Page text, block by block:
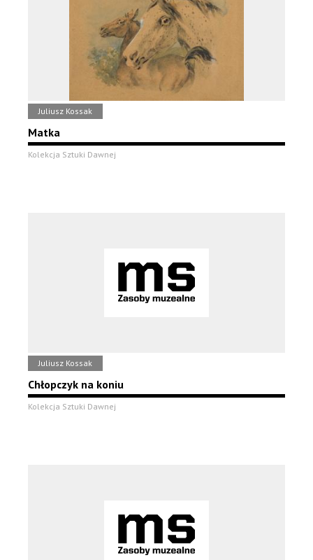
Juliusz Kossak
Matka
Kolekcja Sztuki Dawnej
Juliusz Kossak
Chłopczyk na koniu
Kolekcja Sztuki Dawnej